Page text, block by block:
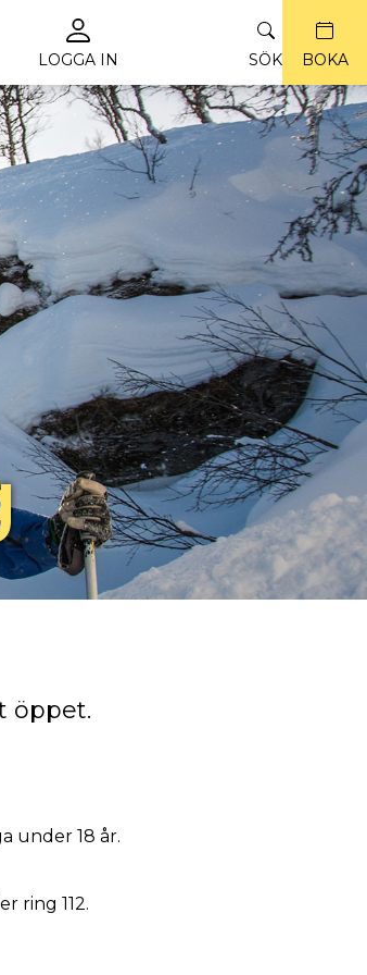
LOGGA IN SÖK BOKA
öppet.
under 18 år.
ring 112.